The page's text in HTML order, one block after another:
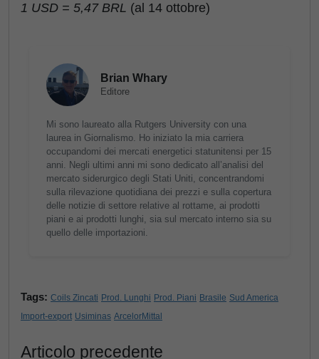
1 USD = 5,47 BRL (al 14 ottobre)
Brian Whary
Editore
Mi sono laureato alla Rutgers University con una
laurea in Giornalismo. Ho iniziato la mia carriera
occupandomi dei mercati energetici statunitensi per 15
anni. Negli ultimi anni mi sono dedicato all’analisi del
mercato siderurgico degli Stati Uniti, concentrandomi
sulla rilevazione quotidiana dei prezzi e sulla copertura
delle notizie di settore relative al rottame, ai prodotti
piani e ai prodotti lunghi, sia sul mercato interno sia su
quello delle importazioni.
Tags: Coils Zincati Prod. Lunghi Prod. Piani Brasile Sud America
Import-export Usiminas ArcelorMittal
Articolo precedente